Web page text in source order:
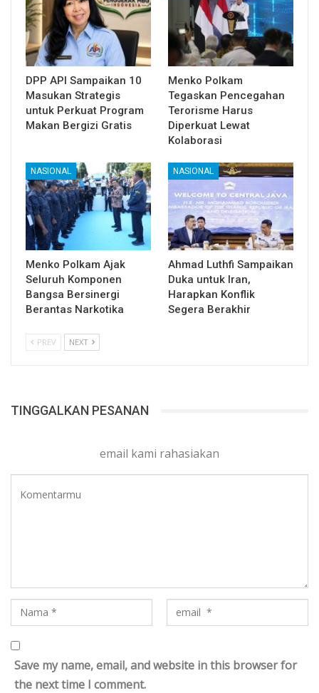
DPP API Sampaikan 10
Masukan Strategis
untuk Perkuat Program
Makan Bergizi Gratis
Menko Polkam
Tegaskan Pencegahan
Terorisme Harus
Diperkuat Lewat
Kolaborasi
NASIONAL
Menko Polkam Ajak
Seluruh Komponen
Bangsa Bersinergi
Berantas Narkotika
NASIONAL
Ahmad Luthfi Sampaikan
Duka untuk Iran,
Harapkan Konflik
Segera Berakhir
PREV NEXT
TINGGALKAN PESANAN
email kami rahasiakan
Save my name, email, and website in this browser for
the next time I comment.